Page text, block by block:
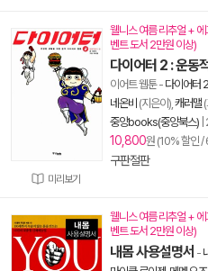
미리보기
웰니스 여름 리추얼 + 에
벤트 도서 2만원 이상)
다이어터 2 : 운동
이어트 웹툰- 다이어터 2
네온비 (지은이), 캐러맬
중앙books(중앙북스)
10,800원 (10% 할인
구판절판
웰니스 여름 리추얼 + 에
벤트 도서 2만원 이상)
내몸 사용설명서 -